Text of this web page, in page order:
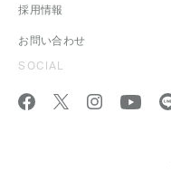
採用情報
お問い合わせ
SOCIAL